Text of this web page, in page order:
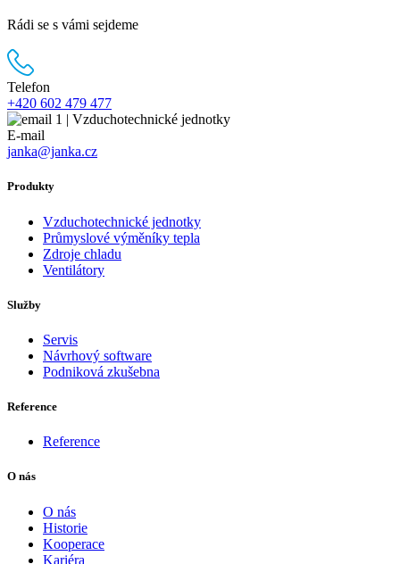
Rádi se s vámi sejdeme
Telefon
+420 602 479 477
E-mail
janka@janka.cz
Produkty
Vzduchotechnické jednotky
Průmyslové výměníky tepla
Zdroje chladu
Ventilátory
Služby
Servis
Návrhový software
Podniková zkušebna
Reference
Reference
O nás
O nás
Historie
Kooperace
Kariéra